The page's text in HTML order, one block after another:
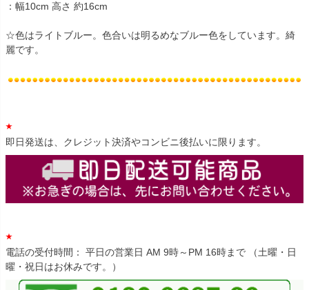
：幅10cm 高さ 約16cm
☆色はライトブルー。色合いは明るめなブルー色をしています。綺
麗です。
即日発送は、クレジット決済やコンビニ後払いに限ります。
電話の受付時間： 平日の営業日 AM 9時～PM 16時まで （土曜・日
曜・祝日はお休みです。）